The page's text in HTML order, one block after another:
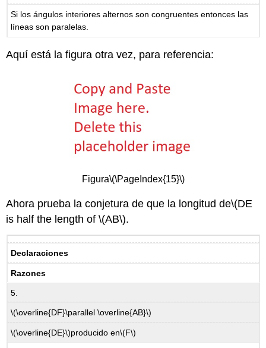
Si los ángulos interiores alternos son congruentes entonces las
líneas son paralelas.
Aquí está la figura otra vez, para referencia:
Figura\(\PageIndex{15}\)
Ahora prueba la conjetura de que la longitud de\(DE
is half the length of \(AB\).
Declaraciones
Razones
5.
\(\overline{DF}\parallel \overline{AB}\)
\(\overline{DE}\)producido en\(F\)